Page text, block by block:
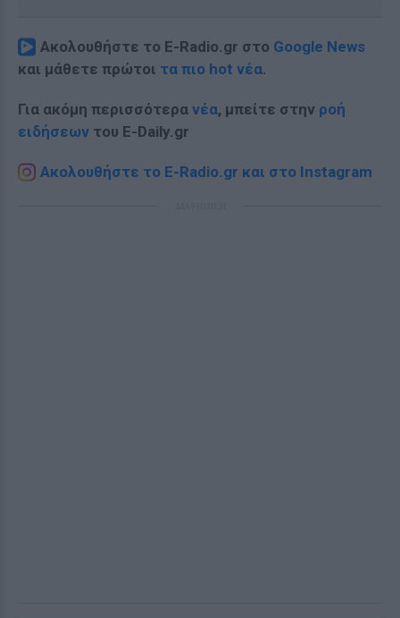
Ακολουθήστε το E-Radio.gr στο Google News
και μάθετε πρώτοι τα πιο hot νέα.
Για ακόμη περισσότερα νέα, μπείτε στην ροή
ειδήσεων του E-Daily.gr
Ακολουθήστε το E-Radio.gr και στο Instagram